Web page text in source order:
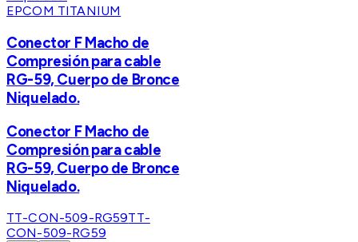
EPCOM TITANIUM
Conector F Macho de
Compresión para cable
RG-59, Cuerpo de Bronce
Niquelado.
Conector F Macho de
Compresión para cable
RG-59, Cuerpo de Bronce
Niquelado.
TT-CON-509-RG59TT-
CON-509-RG59